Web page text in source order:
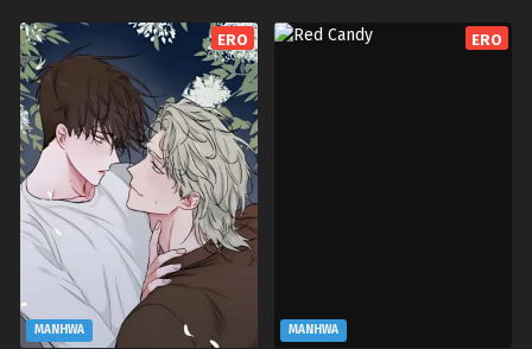
ERO
MANHWA
ERO
MANHWA